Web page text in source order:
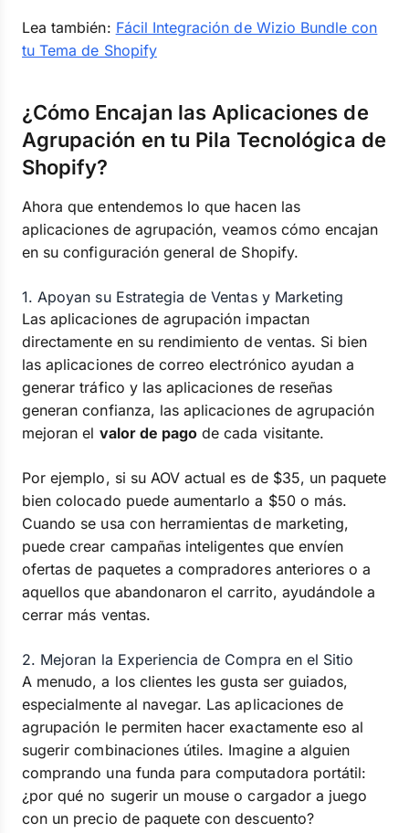
Lea también: Fácil Integración de Wizio Bundle con
tu Tema de Shopify
¿Cómo Encajan las Aplicaciones de
Agrupación en tu Pila Tecnológica de
Shopify?
Ahora que entendemos lo que hacen las
aplicaciones de agrupación, veamos cómo encajan
en su configuración general de Shopify.
1. Apoyan su Estrategia de Ventas y Marketing
Las aplicaciones de agrupación impactan
directamente en su rendimiento de ventas. Si bien
las aplicaciones de correo electrónico ayudan a
generar tráfico y las aplicaciones de reseñas
generan confianza, las aplicaciones de agrupación
mejoran el valor de pago de cada visitante.
Por ejemplo, si su AOV actual es de $35, un paquete
bien colocado puede aumentarlo a $50 o más.
Cuando se usa con herramientas de marketing,
puede crear campañas inteligentes que envíen
ofertas de paquetes a compradores anteriores o a
aquellos que abandonaron el carrito, ayudándole a
cerrar más ventas.
2. Mejoran la Experiencia de Compra en el Sitio
A menudo, a los clientes les gusta ser guiados,
especialmente al navegar. Las aplicaciones de
agrupación le permiten hacer exactamente eso al
sugerir combinaciones útiles. Imagine a alguien
comprando una funda para computadora portátil:
¿por qué no sugerir un mouse o cargador a juego
con un precio de paquete con descuento?